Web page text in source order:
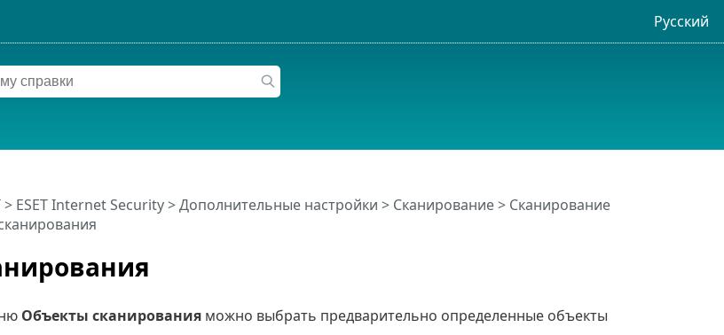
Русский
> ESET Internet Security>Дополнительные настройки > Сканирование> Сканирование
Объекты сканированияможно выбрать предварительно определенные объекты